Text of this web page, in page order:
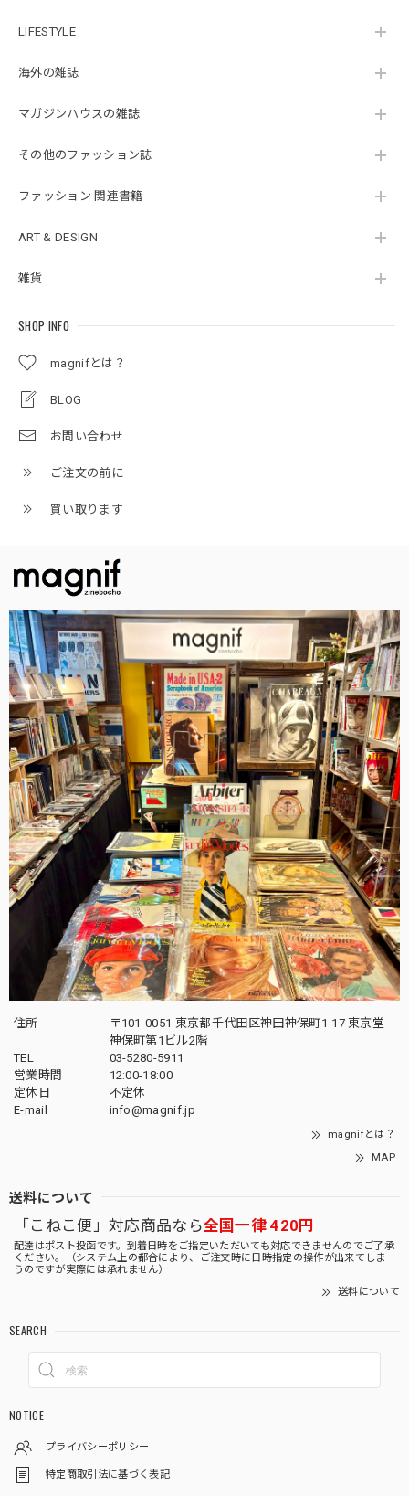
LIFESTYLE
海外の雑誌
マガジンハウスの雑誌
その他のファッション誌
ファッション 関連書籍
ART & DESIGN
雑貨
SHOP INFO
magnifとは？
BLOG
お問い合わせ
ご注文の前に
買い取ります
住所
〒101-0051 東京都千代田区神田神保町1-17 東京堂
神保町第1ビル2階
TEL
03-5280-5911
営業時間
12:00-18:00
定休日
不定休
E-mail
info@magnif.jp
magnifとは？
MAP
送料について
「こねこ便」対応商品なら全国一律 420円
配達はポスト投函です。到着日時をご指定いただいても対応できませんのでご了承
ください。（システム上の都合により、ご注文時に日時指定の操作が出来てしま
うのですが実際には承れません）
送料について
SEARCH
NOTICE
プライバシーポリシー
特定商取引法に基づく表記